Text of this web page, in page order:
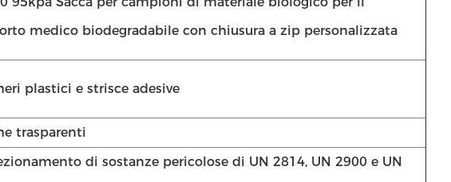
medico biodegradabile con chiusura a zip personalizzata
plastici e strisce adesive
trasparenti
di sostanze pericolose di UN 2814, UN 2900 e UN